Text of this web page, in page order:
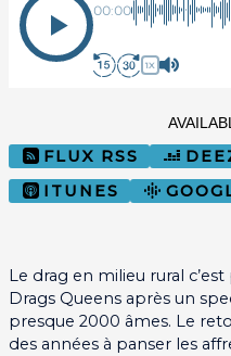
00:00
1X
FLUX RSS
ITUNES
Le drag en milieu rural
Drags Queens après un
presque 2000 âmes. Le
des années à panser les